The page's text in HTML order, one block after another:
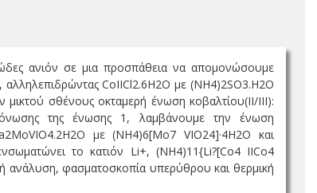
ανιόν σε μια προσπάθεια να απομονώσουμε
CoΙΙCl2.6H2O με (NH4)2SO3.H2O
σθένους οκταμερή ένωση κοβαλτίου(ΙΙ/ΙΙΙ):
της ένωσης 1, λαμβάνουμε την ένωση
με (NH4)6[Mo7 VIO24]·4H2O και
το κατιόν Li+, (NH4)11{Li?[Co4 IICo4
ανάλυση, φασματοσκοπία υπερύθρου και θερμική